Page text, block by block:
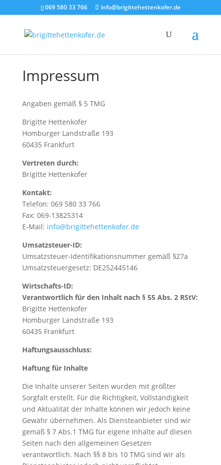
069 580 33 766 info@brigittehettenkofer.de
Impressum
Angaben gemäß § 5 TMG
Brigitte Hettenkofer
Homburger Landstraße 193
60435 Frankfurt
Vertreten durch:
Brigitte Hettenkofer
Kontakt:
Telefon: 069 580 33 766
Fax: 069-13825314
E-Mail: info@brigittehettenkofer.de
Umsatzsteuer-ID:
Umsatzsteuer-Identifikationsnummer gemäß §27a
Umsatzsteuergesetz: DE252445146
Wirtschafts-ID:
Verantwortlich für den Inhalt nach § 55 Abs. 2 RStV:
Brigitte Hettenkofer
Homburger Landstraße 193
60435 Frankfurt
Haftungsausschluss:
Haftung für Inhalte
Die Inhalte unserer Seiten wurden mit größter
Sorgfalt erstellt. Für die Richtigkeit, Vollständigkeit
und Aktualität der Inhalte können wir jedoch keine
Gewähr übernehmen. Als Diensteanbieter sind wir
gemäß § 7 Abs.1 TMG für eigene Inhalte auf diesen
Seiten nach den allgemeinen Gesetzen
verantwortlich. Nach §§ 8 bis 10 TMG sind wir als